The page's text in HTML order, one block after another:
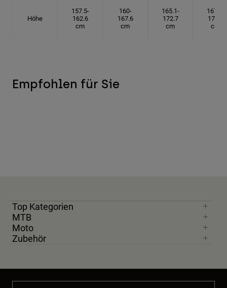
Höhe
157.5-
162.6
cm
160-
167.6
cm
165.1-
172.7
cm
167.6-
175.3
cm
Empfohlen für Sie
Top Kategorien
MTB
Moto
Zubehör